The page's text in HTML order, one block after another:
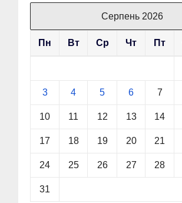
Серпень 2026
Пн Вт Ср Чт Пт
3 4 5 6 7
10 11 12 13 14
17 18 19 20 21
24 25 26 27 28
31